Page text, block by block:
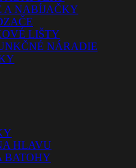
A NABÍJAČKY
LIŠTY
NÁRADIE
HLAVU
BATOHY